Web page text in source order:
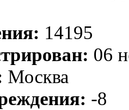
14195
06
Москва
-8